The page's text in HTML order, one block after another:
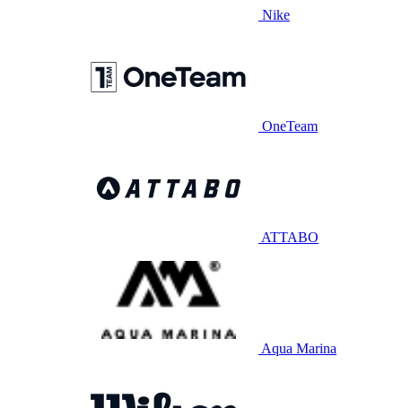
Nike
OneTeam
ATTABO
Aqua Marina